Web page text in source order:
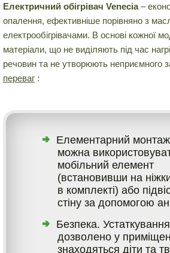
Електричний обігрівач Venecia–
опалення, ефективніше порівняно з
електрообігрівачами. В основі кожної
матеріали, що не виділяють під час
речовин та не утворюють неприємного
переваг :
Елементарний
можна
мобільний елемент
(встановивши на
в комплекті) або
стіну за допомогою
Безпека. Устаткування
дозволено у
знаходяться діти та